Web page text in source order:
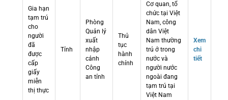
Gia hạn
tạm trú
cho
người
đã
được
cấp
giấy
miễn
thị thực
Tỉnh
Phòng
Quản lý
xuất
nhập
cảnh
Công
an tỉnh
Thủ
tục
hành
chính
Cơ quan, tổ
chức tại Việt
Nam, công
dân Việt
Nam thường
trú ở trong
nước và
người nước
ngoài đang
tạm trú tại
Việt Nam
Xem
chi
tiết